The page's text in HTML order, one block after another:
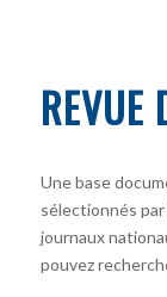
REVUE
Une base
sélectionnés par
journaux
pouvez